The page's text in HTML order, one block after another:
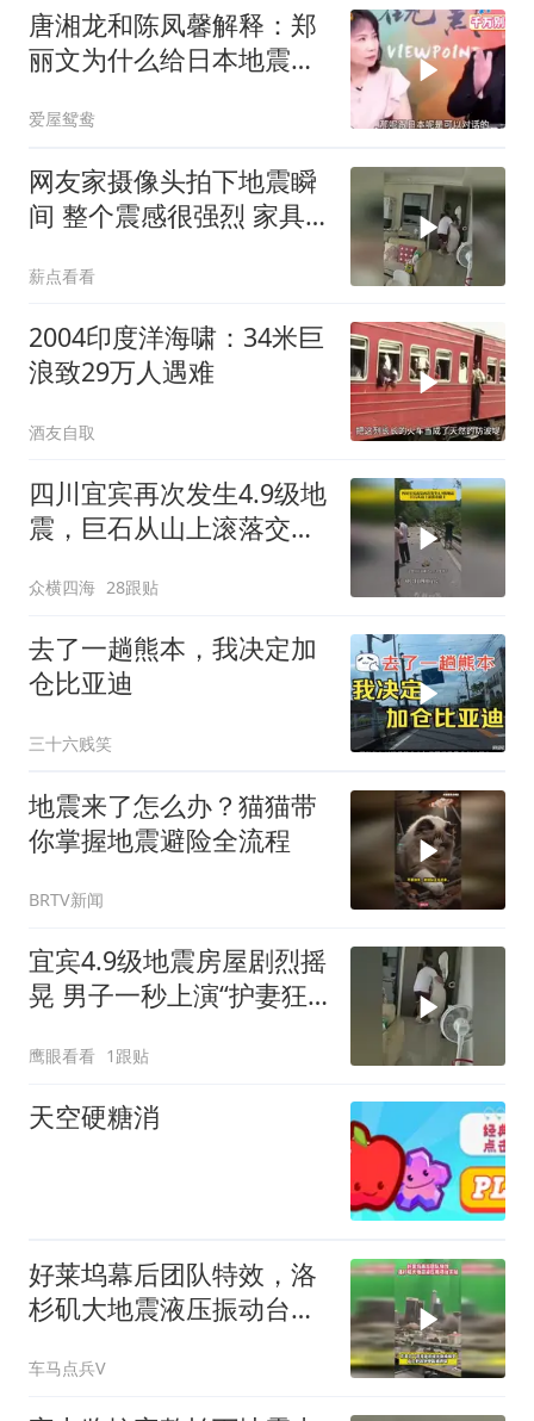
唐湘龙和陈凤馨解释：郑
丽文为什么给日本地震捐
爱屋鸳鸯
网友家摄像头拍下地震瞬
间 整个震感很强烈 家具
薪点看看
2004印度洋海啸：34米巨
浪致29万人遇难
酒友自取
四川宜宾再次发生4.9级地
震，巨石从山上滚落交通
众横四海 28跟贴
去了一趟熊本，我决定加
仓比亚迪
三十六贱笑
地震来了怎么办？猫猫带
你掌握地震避险全流程
BRTV新闻
宜宾4.9级地震房屋剧烈摇
晃 男子一秒上演“护妻狂
鹰眼看看 1跟贴
天空硬糖消
好莱坞幕后团队特效，洛
杉矶大地震液压振动台实
车马点兵V